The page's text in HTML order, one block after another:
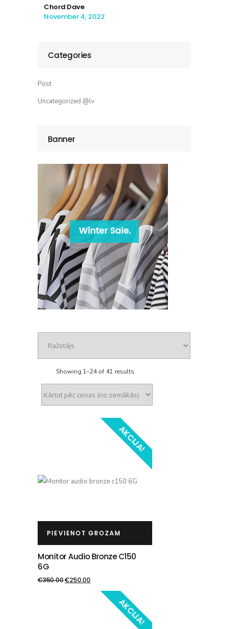
Showing 1–24 of 41 results
AKCIJA!
PIEVIENOT GROZAM
Monitor Audio Bronze C150
6G
€350.00€250.00
AKCIJA!
Chord Dave
November 4, 2022
Categories
Post
Uncategorized @lv
Banner